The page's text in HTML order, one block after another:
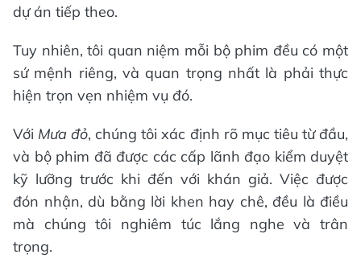
dự án tiếp theo.
Tuy nhiên, tôi quan niệm mỗi bộ phim đều có một
sứ mệnh riêng, và quan trọng nhất là phải thực
hiện trọn vẹn nhiệm vụ đó.
Với Mưa đỏ, chúng tôi xác định rõ mục tiêu từ đầu,
và bộ phim đã được các cấp lãnh đạo kiểm duyệt
kỹ lưỡng trước khi đến với khán giả. Việc được
đón nhận, dù bằng lời khen hay chê, đều là điều
mà chúng tôi nghiêm túc lắng nghe và trân
trọng.